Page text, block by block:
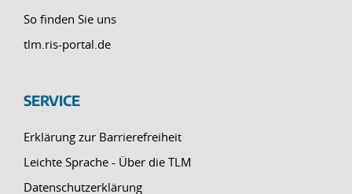
So finden Sie uns
tlm.ris-portal.de
SERVICE
Erklärung zur Barrierefreiheit
Leichte Sprache - Über die TLM
Datenschutzerklärung